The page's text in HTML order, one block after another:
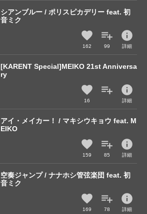
シアンブルー / ポリスピカデリー feat. 初
音ミク
162 99
info
詳細
[KARENT Special]MEIKO 21st Anniversa
ry
16
info
詳細
アイ・メイカー！ / マキシウキョウ feat. M
EIKO
159 85
info
詳細
空奏ジャンプ / ナナホシ管弦楽団 feat. 初
音ミク
169 78
info
詳細